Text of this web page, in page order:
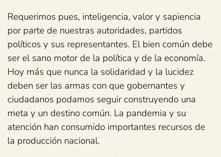
Requerimos pues, inteligencia, valor y sapiencia
por parte de nuestras autoridades, partidos
políticos y sus representantes. El bien común debe
ser el sano motor de la política y de la economía.
Hoy más que nunca la solidaridad y la lucidez
deben ser las armas con que gobernantes y
ciudadanos podamos seguir construyendo una
meta y un destino común. La pandemia y su
atención han consumido importantes recursos de
la producción nacional.